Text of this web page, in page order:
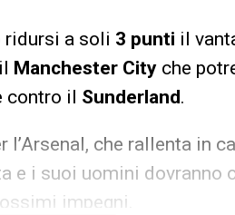
ridursi a soli 3 punti il
Manchester City che
contro il Sunderland.
l’Arsenal, che rallenta in
e i suoi uomini dovranno
impegni.